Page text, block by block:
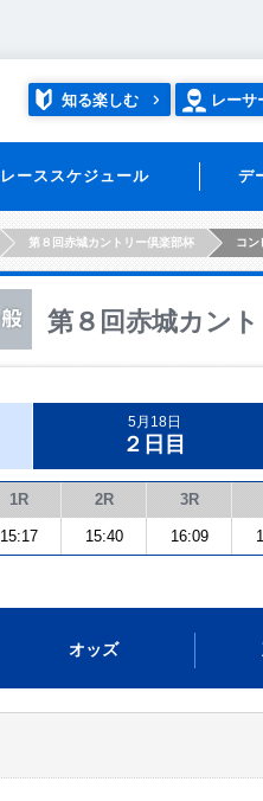
知る楽しむ レーサ
レーススケジュール デ
第８回赤城カントリー倶楽部杯 コン
第８回赤城カン
5月18日
２日目
1R 2R 3R
15:17 15:40 16:09
オッズ